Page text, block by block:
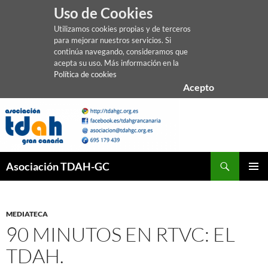
Uso de Cookies
Utilizamos cookies propias y de terceros
para mejorar nuestros servicios. Si
continúa navegando, consideramos que
acepta su uso. Más información en la
Política de cookies
Acepto
al
contenido
Asociación TDAH-GC
MEDIATECA
90 MINUTOS EN RTVC: EL
TDAH.